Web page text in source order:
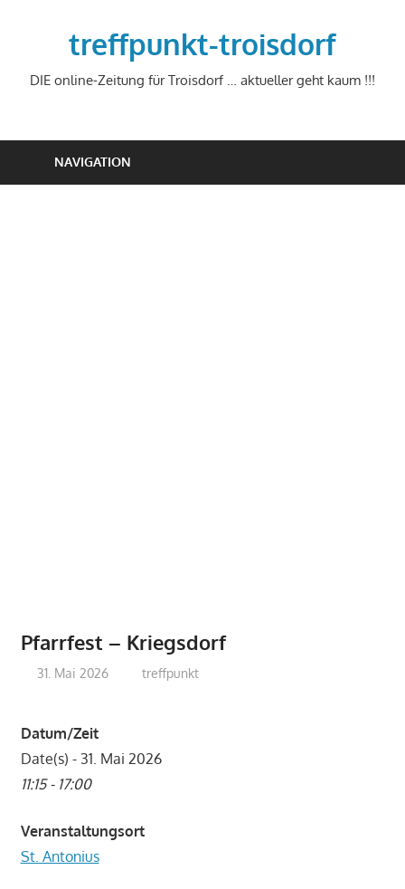
treffpunkt-troisdorf
DIE online-Zeitung für Troisdorf … aktueller geht kaum !!!
NAVIGATION
Pfarrfest – Kriegsdorf
31. Mai 2026 treffpunkt
Datum/Zeit
Date(s) - 31. Mai 2026
11:15 - 17:00
Veranstaltungsort
St. Antonius